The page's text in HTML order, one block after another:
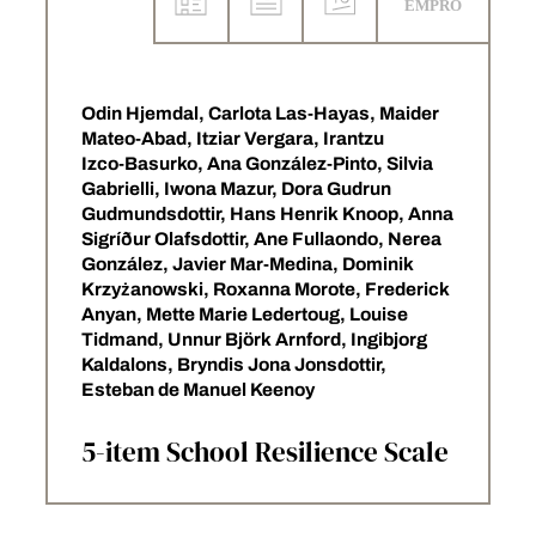
Odin Hjemdal, Carlota Las‑Hayas, Maider
Mateo‑Abad, Itziar Vergara, Irantzu
Izco‑Basurko, Ana González‑Pinto, Silvia
Gabrielli, Iwona Mazur, Dora Gudrun
Gudmundsdottir, Hans Henrik Knoop, Anna
Sigríður Olafsdottir, Ane Fullaondo, Nerea
González, Javier Mar‑Medina, Dominik
Krzyżanowski, Roxanna Morote, Frederick
Anyan, Mette Marie Ledertoug, Louise
Tidmand, Unnur Björk Arnford, Ingibjorg
Kaldalons, Bryndis Jona Jonsdottir,
Esteban de Manuel Keenoy
5-item School Resilience Scale